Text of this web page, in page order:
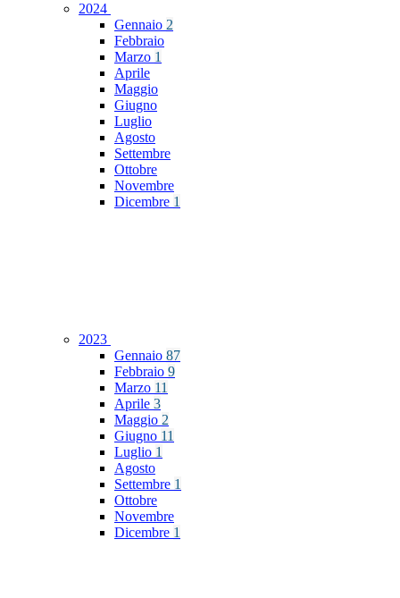
2024
Gennaio 2
Febbraio
Marzo 1
Aprile
Maggio
Giugno
Luglio
Agosto
Settembre
Ottobre
Novembre
Dicembre 1
2023
Gennaio 87
Febbraio 9
Marzo 11
Aprile 3
Maggio 2
Giugno 11
Luglio 1
Agosto
Settembre 1
Ottobre
Novembre
Dicembre 1